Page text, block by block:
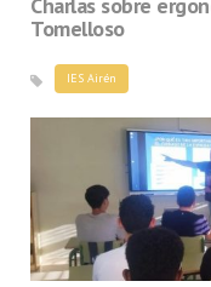
Tomelloso
IES Airén